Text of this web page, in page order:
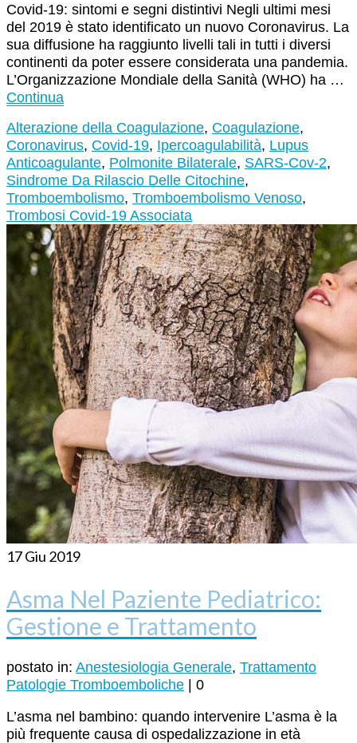
Covid-19: sintomi e segni distintivi Negli ultimi mesi
del 2019 è stato identificato un nuovo Coronavirus. La
sua diffusione ha raggiunto livelli tali in tutti i diversi
continenti da poter essere considerata una pandemia.
L’Organizzazione Mondiale della Sanità (WHO) ha …
Continua
Alterazione della Coagulazione, Coagulazione,
Coronavirus, Covid-19, Ipercoagulabilità, Lupus
Anticoagulante, Polmonite Bilaterale, SARS-Cov-2,
Sindrome Da Rilascio Delle Citochine,
Tromboembolismo, Tromboembolismo Venoso,
Trombosi Covid-19 Associata
17Giu 2019
Asma Nel Paziente Pediatrico:
Gestione e Trattamento
postato in: Anestesiologia Generale, Trattamento
Patologie Tromboemboliche
0
L’asma nel bambino: quando intervenire L’asma è la
più frequente causa di ospedalizzazione in età